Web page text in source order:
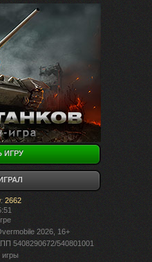
ИГРУ
: 2662
2026, 16+
5408290672/540801001
игры